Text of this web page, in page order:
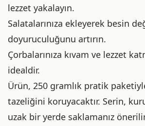
lezzet yakalayın.
Salatalarınıza ekleyerek besin
doyuruculuğunu artırın.
Çorbalarınıza kıvam ve lezzet
idealdir.
Ürün, 250 gramlık pratik
tazeliğini koruyacaktır. Serin,
uzak bir yerde saklamanız